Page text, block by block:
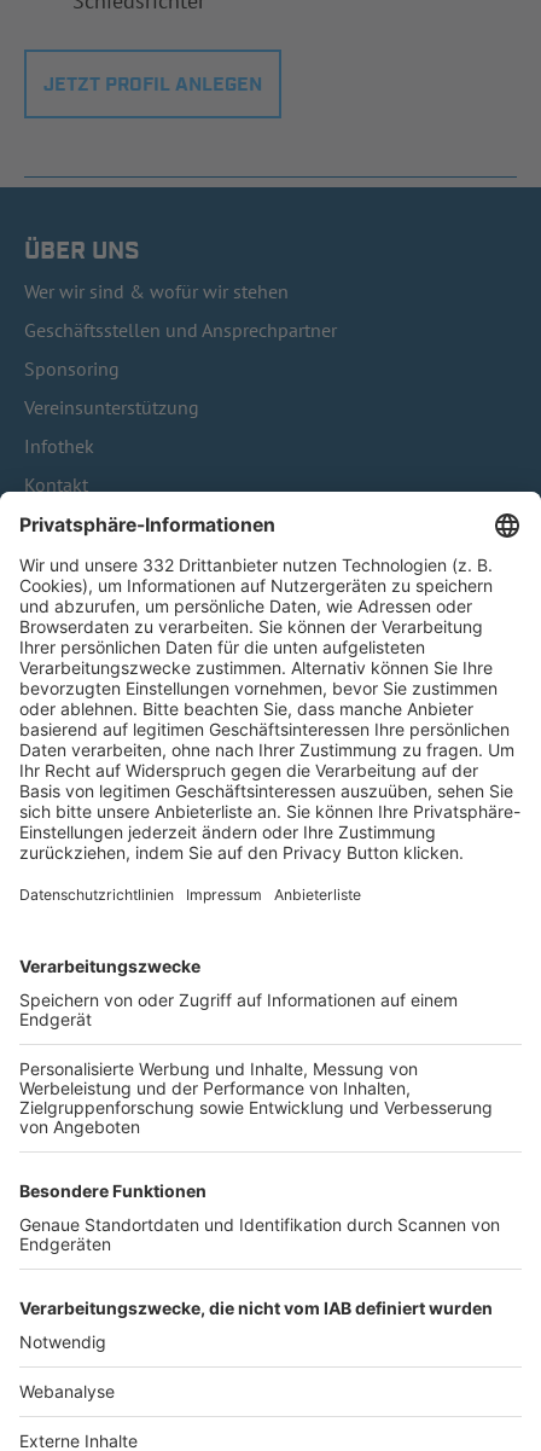
JETZT PROFIL ANLEGEN
ÜBER UNS
Wer wir sind & wofür wir stehen
Geschäftsstellen und Ansprechpartner
Sponsoring
Vereinsunterstützung
Infothek
Kontakt
HÄUFIG BESUCHTE SEITEN
Pässe und Vereinswechsel
Trainerausbildung
Schulungsangebot Vereinsmitarbeiter
BFV-Geschäftsstellen
Trainerbörse
Login SpielPlus
FOLGE DEM BFV
TOP-VEREINE
TOP-PARTNER
Nutzungsbedingungen Datenschutz Impressum